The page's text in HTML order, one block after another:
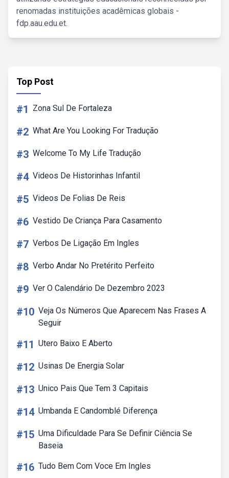
renomadas instituições acadêmicas globais -
fdp.aau.edu.et.
Top Post
#1 Zona Sul De Fortaleza
#2 What Are You Looking For Tradução
#3 Welcome To My Life Tradução
#4 Videos De Historinhas Infantil
#5 Videos De Folias De Reis
#6 Vestido De Criança Para Casamento
#7 Verbos De Ligação Em Ingles
#8 Verbo Andar No Pretérito Perfeito
#9 Ver O Calendário De Dezembro 2023
#10 Veja Os Números Que Aparecem Nas Frases A
Seguir
#11 Utero Baixo E Aberto
#12 Usinas De Energia Solar
#13 Unico Pais Que Tem 3 Capitais
#14 Umbanda E Candomblé Diferença
#15 Uma Dificuldade Para Se Definir Ciência Se
Baseia
#16 Tudo Bem Com Voce Em Ingles